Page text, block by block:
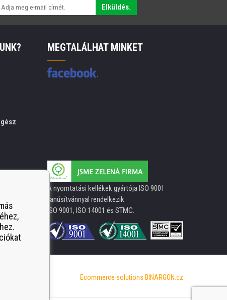
Elküldés.
MEGTALÁLHAT MINKET
A nyomtatási kellékek gyártója ISO 9001
tanúsítvánnyal rendelkezik
ISO 9001, ISO 14001 és STMC.
Ecommerce solutions BINARGON.cz